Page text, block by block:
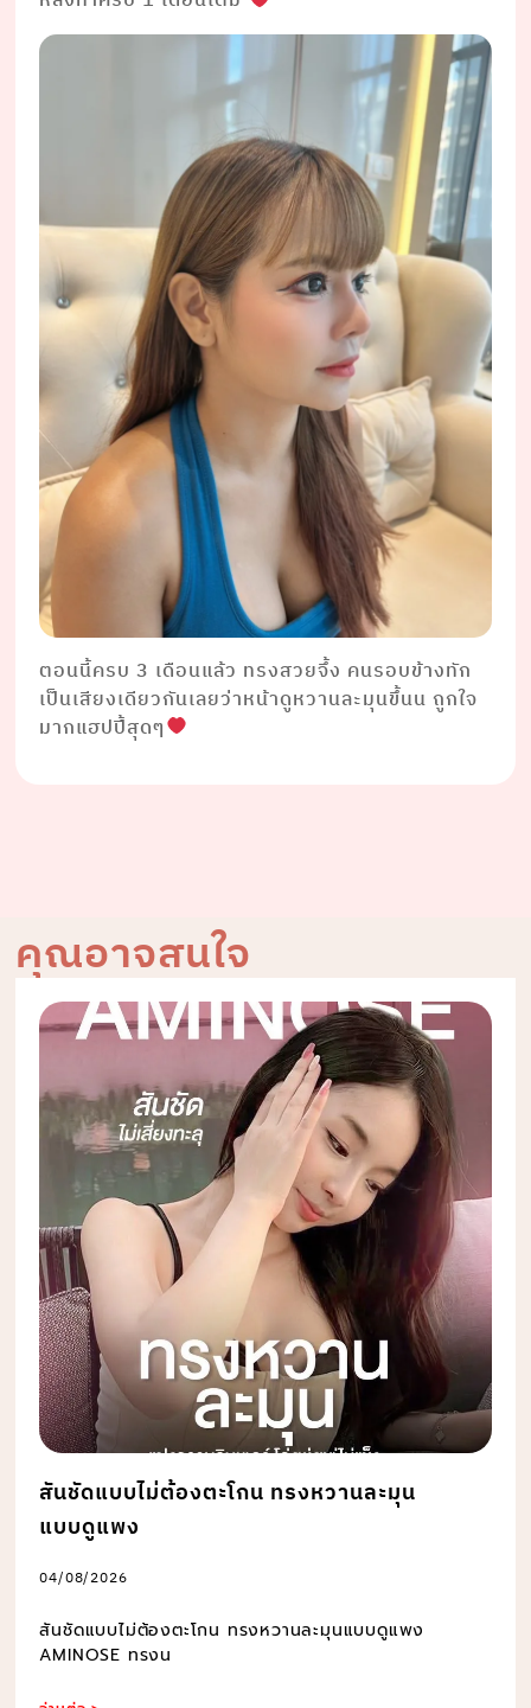
ตอนนี้ครบ 3 เดือนแล้ว ทรงสวยจึ้ง คนรอบข้างทัก
เป็นเสียงเดียวกันเลยว่าหน้าดูหวานละมุนขึ้นน ถูกใจ
มากแฮปปี้สุดๆ
คุณอาจสนใจ
สันชัดแบบไม่ต้องตะโกน ทรงหวานละมุน
แบบดูแพง
04/08/2026
สันชัดแบบไม่ต้องตะโกน ทรงหวานละมุนแบบดูแพง
AMINOSE ทรงน